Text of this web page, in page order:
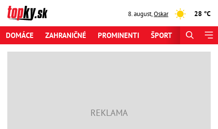
8. august,Oskar 28 °C
DOMÁCE ZAHRANIČNÉ PROMINENTI ŠPORT